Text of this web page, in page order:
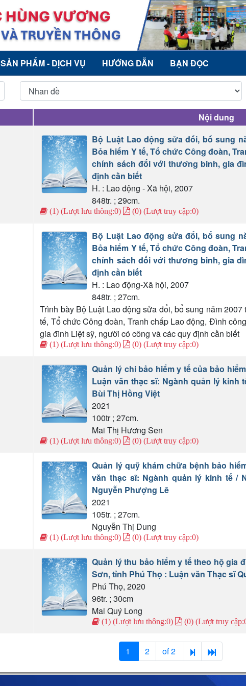
SẢN PHẨM - DỊCH VỤ HƯỚNG DẪN BẠN ĐỌC
Nội dung
Bộ Luật Lao động sửa đổi, bổ sung
Bỏa hiểm Y tế, Tổ chức Công đoàn,
chính sách đối với thương binh, gia
định cần biết
H. : Lao động - Xã hội, 2007
848tr. ; 29cm.
(1) (Lượt lưu thông:0) (0) (Lượt truy cập:0)
Bộ Luật Lao động sửa đổi, bổ sung
Bỏa hiểm Y tế, Tổ chức Công đoàn,
chính sách đối với thương binh, gia
định cần biết
H. : Lao động-Xã hội, 2007
848tr. ; 27cm.
Trình bày Bộ Luật Lao động sửa đổi, bổ sung năm
tế, Tổ chức Công đoàn, Tranh chấp Lao động, Đình
gia đình Liệt sỹ, người có công và các quy định cần biết
(1) (Lượt lưu thông:0) (0) (Lượt truy cập:0)
Quản lý chi bảo hiểm y tế của bảo
Luận văn thạc sĩ: Ngành quản lý kinh
Bùi Thị Hồng Việt
2021
100tr ; 27cm.
Mai Thị Hương Sen
(1) (Lượt lưu thông:0) (0) (Lượt truy cập:0)
Quản lý quỹ khám chữa bệnh bảo
văn thạc sĩ: Ngành quản lý kinh tế /
Nguyễn Phượng Lê
2021
105tr. ; 27cm.
Nguyễn Thị Dung
(1) (Lượt lưu thông:0) (0) (Lượt truy cập:0)
Quản lý thu bảo hiểm y tế theo hộ gia
Sơn, tỉnh Phú Thọ : Luận văn Thạc sĩ
Phú Thọ, 2020
96tr. ; 30cm
Mai Quý Long
(1) (Lượt lưu thông:0) (0) (Lượt truy
1 2 of 2